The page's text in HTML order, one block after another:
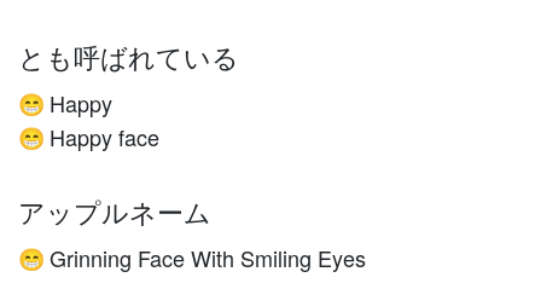
とも呼ばれている
😁 Happy
😁 Happy face
アップルネーム
😁 Grinning Face With Smiling Eyes